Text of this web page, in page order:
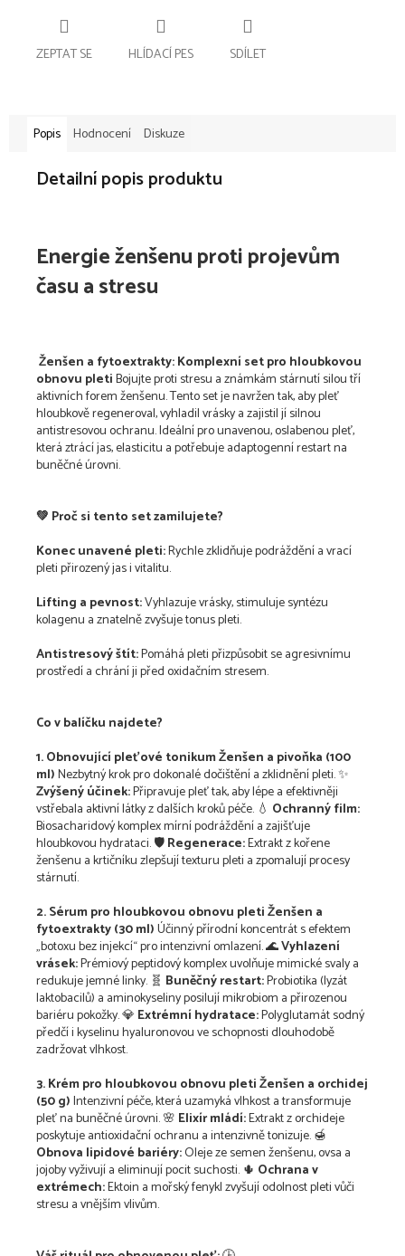
ZEPTAT SE HLÍDACÍ PES SDÍLET
Popis Hodnocení Diskuze
Detailní popis produktu
Energie ženšenu proti projevům
času a stresu
Ženšen a fytoextrakty: Komplexní set pro hloubkovou
obnovu pletiBojujte proti stresu a známkám stárnutí silou tří
aktivních forem ženšenu. Tento set je navržen tak, aby pleť
hloubkově regeneroval, vyhladil vrásky a zajistil jí silnou
antistresovou ochranu. Ideální pro unavenou, oslabenou pleť,
která ztrácí jas, elasticitu a potřebuje adaptogenní restart na
buněčné úrovni.
💚 Proč si tento set zamilujete?
Konec unavené pleti:Rychle zklidňuje podráždění a vrací
pleti přirozený jas i vitalitu.
Lifting a pevnost:Vyhlazuje vrásky, stimuluje syntézu
kolagenu a znatelně zvyšuje tonus pleti.
Antistresový štít:Pomáhá pleti přizpůsobit se agresivnímu
prostředí a chrání ji před oxidačním stresem.
Co v balíčku najdete?
1. Obnovující pleťové tonikum Ženšen a pivoňka (100
ml)Nezbytný krok pro dokonalé dočištění a zklidnění pleti. ✨
Zvýšený účinek:Připravuje pleť tak, aby lépe a efektivněji
vstřebala aktivní látky z dalších kroků péče. 💧 Ochranný film:
Biosacharidový komplex mírní podráždění a zajišťuje
hloubkovou hydrataci. 🛡️Regenerace:Extrakt z kořene
ženšenu a krtičníku zlepšují texturu pleti a zpomalují procesy
stárnutí.
2. Sérum pro hloubkovou obnovu pleti Ženšen a
fytoextrakty (30 ml)Účinný přírodní koncentrát s efektem
„botoxu bez injekcí“ pro intenzivní omlazení. 🌊Vyhlazení
vrásek:Prémiový peptidový komplex uvolňuje mimické svaly a
redukuje jemné linky. 🧬 Buněčný restart:Probiotika (lyzát
laktobacilů) a aminokyseliny posilují mikrobiom a přirozenou
bariéru pokožky. 💎 Extrémní hydratace:Polyglutamát sodný
předčí i kyselinu hyaluronovou ve schopnosti dlouhodobě
zadržovat vlhkost.
3. Krém pro hloubkovou obnovu pleti Ženšen a orchidej
(50 g)Intenzivní péče, která uzamyká vlhkost a transformuje
pleť na buněčné úrovni. 🌸 Elixír mládí:Extrakt z orchideje
poskytuje antioxidační ochranu a intenzivně tonizuje. 🍯
Obnova lipidové bariéry:Oleje ze semen ženšenu, ovsa a
jojoby vyživují a eliminují pocit suchosti. 🌵 Ochrana v
extrémech:Ektoin a mořský fenykl zvyšují odolnost pleti vůči
stresu a vnějším vlivům.